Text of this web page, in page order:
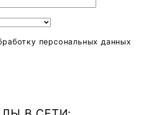
персональных данных